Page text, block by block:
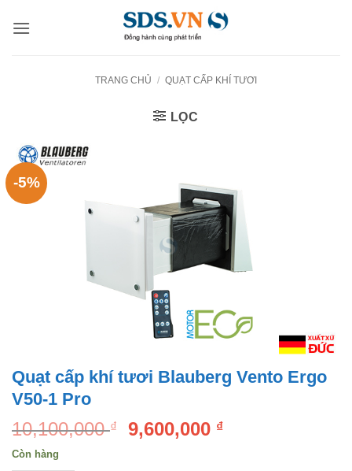
qua
TRANG CHỦ / QUẠT CẤP KHÍ TƯƠI
LỌC
-5%
Quạt cấp khí tươi Blauberg Vento Ergo
V50-1 Pro
10,100,000₫
Original
9,600,000 ₫Current
Còn hàng